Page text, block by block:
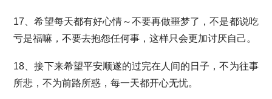
17、希望每天都有好心情～不要再做噩梦了，不是都说吃
亏是福嘛，不要去抱怨任何事，这样只会更加讨厌自己。
18、接下来希望平安顺遂的过完在人间的日子，不为往事
所悲，不为前路所惑，每一天都开心无忧。